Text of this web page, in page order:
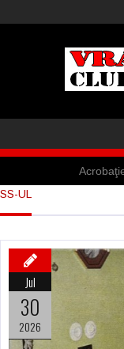
Marea
de
Vrăjitoare
SS-UL
Jul
30
2026